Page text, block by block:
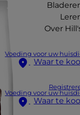
Over
Voeding voor uw
Waar te
Voeding voor uw
Waar te